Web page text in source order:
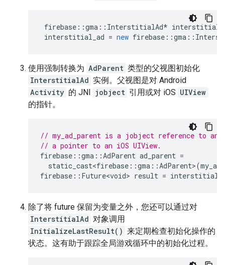
firebase ::gma :: InterstitialAd*
interstitial_ad = new firebase ::gma ::
使用强制转换为 AdParent 类型的父视图初始化
InterstitialAd 实例。父视图是对 Android
Activity 的 JNI jobject 引用或对 iOS UIView
的指针。
// my_ad_parent is a jobject reference to an
// a pointer to an iOS UIView.
firebase ::gma ::AdParent ad_parent =
static_cast<firebase ::gma ::AdParent>(
firebase :: Future<void> result =
除了将 future 保留为变量之外，您还可以通过对
InterstitialAd 对象调用
InitializeLastResult() 来定期检查初始化操作的
状态。这有助于跟踪全局游戏循环中的初始化过程。